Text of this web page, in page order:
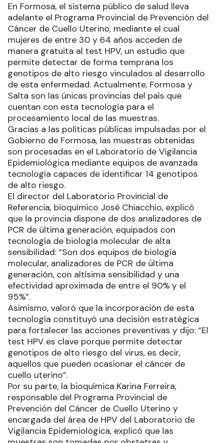
En Formosa, el sistema público de salud lleva
adelante el Programa Provincial de Prevención del
Cáncer de Cuello Uterino, mediante el cual
mujeres de entre 30 y 64 años acceden de
manera gratuita al test HPV, un estudio que
permite detectar de forma temprana los
genotipos de alto riesgo vinculados al desarrollo
de esta enfermedad. Actualmente, Formosa y
Salta son las únicas provincias del país que
cuentan con esta tecnología para el
procesamiento local de las muestras.
Gracias a las políticas públicas impulsadas por el
Gobierno de Formosa, las muestras obtenidas
son procesadas en el Laboratorio de Vigilancia
Epidemiológica mediante equipos de avanzada
tecnología capaces de identificar 14 genotipos
de alto riesgo.
El director del Laboratorio Provincial de
Referencia, bioquímico José Chiacchio, explicó
que la provincia dispone de dos analizadores de
PCR de última generación, equipados con
tecnología de biología molecular de alta
sensibilidad: “Son dos equipos de biología
molecular, analizadores de PCR de última
generación, con altísima sensibilidad y una
efectividad aproximada de entre el 90% y el
95%”.
Asimismo, valoró que la incorporación de esta
tecnología constituyó una decisión estratégica
para fortalecer las acciones preventivas y dijo: “El
test HPV es clave porque permite detectar
genotipos de alto riesgo del virus, es decir,
aquellos que pueden ocasionar el cáncer de
cuello uterino”.
Por su parte, la bioquímica Karina Ferreira,
responsable del Programa Provincial de
Prevención del Cáncer de Cuello Uterino y
encargada del área de HPV del Laboratorio de
Vigilancia Epidemiológica, explicó que las